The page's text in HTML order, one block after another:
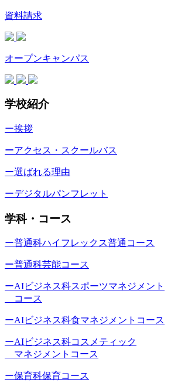
資料請求
オープンキャンパス
学校紹介
ー挨拶
ーアクセス・スクールバス
ー選ばれる理由
ーデジタルパンフレット
学科・コース
ー普通科ハイフレックス普通コース
ー普通科芸能コース
ーAIビジネス科スポーツマネジメント
コース
ーAIビジネス科食マネジメントコース
ーAIビジネス科コスメティック
マネジメントコース
ー保育科保育コース